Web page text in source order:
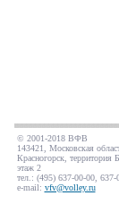
© 2001-2018 ВФВ
143421, Московская
Красногорск, территория
этаж 2
тел.: (495) 637-00-00, 637-
e-mail: vfv@volley.ru